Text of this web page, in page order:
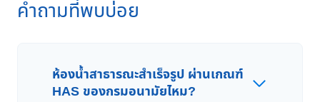
คำถามที่พบบ่อย
ห้องน้ำสาธารณะสำเร็จรูป ผ่านเกณฑ์
HAS ของกรมอนามัยไหม?